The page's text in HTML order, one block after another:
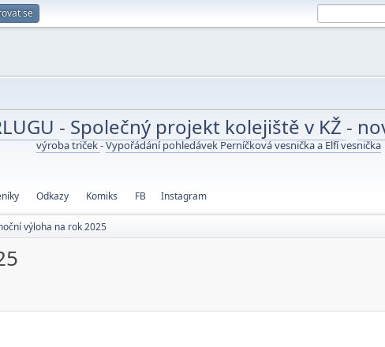
se
- Společný projekt kolejiště v KŽ -
výroba triček-Vypořádání pohledávek Perníčková vesnička a Elfí vesnička
Odkazy Komiks FB Instagram
výloha na rok 2025